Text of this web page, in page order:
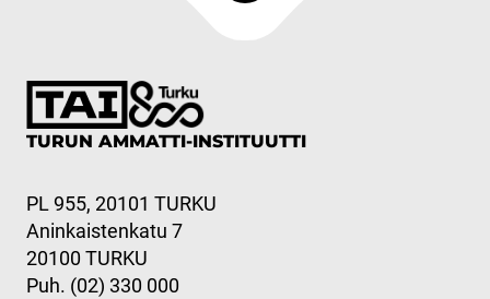
TURUN AMMATTI-INSTITUUTTI
PL 955, 20101 TURKU
Aninkaistenkatu 7
20100 TURKU
Puh. (02) 330 000